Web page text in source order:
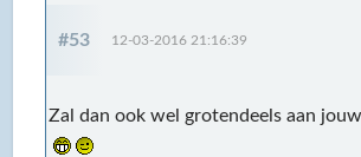
#53 12-03-2016 21:16:39
Zal dan ook wel grotendeels aan